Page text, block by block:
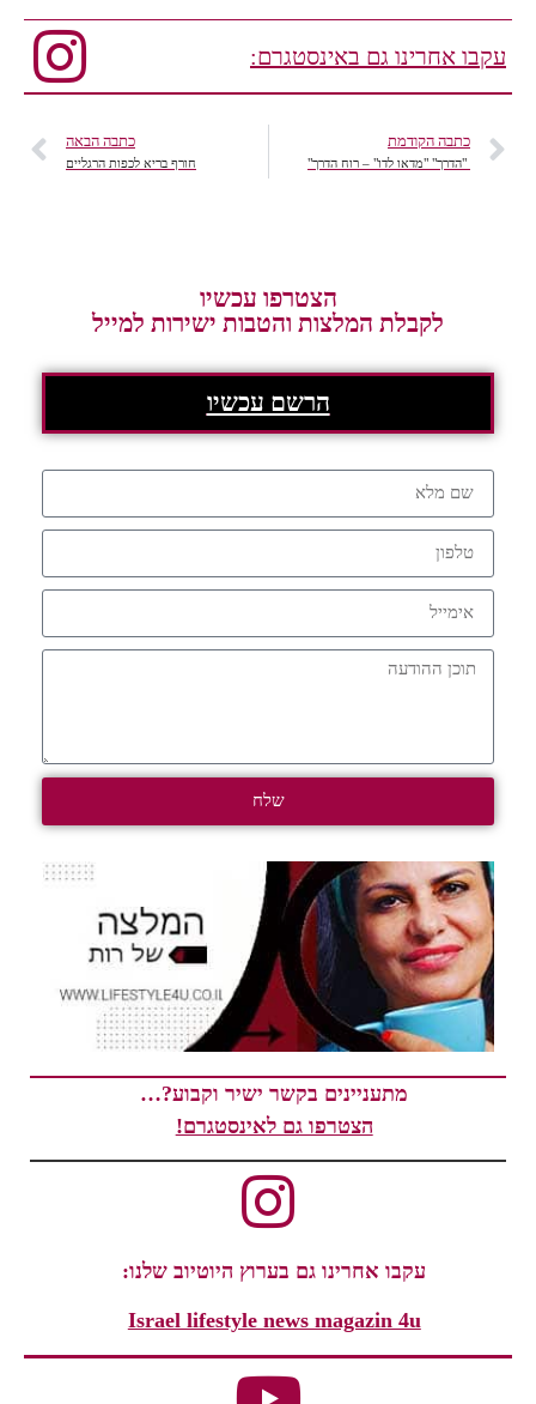
עקבו אחרינו גם באינסטגרם:
כתבה הקודמת
"הדרך" "מדאו לדו" – רוח הדרך"
כתבה הבאה
חורף בריא לכפות הרגליים
הצטרפו עכשיו
לקבלת המלצות והטבות ישירות למייל
הרשם עכשיו
שלח
מתעניינים בקשר ישיר וקבוע?…
הצטרפו גם לאינסטגרם!
עקבו אחרינו גם בערוץ היוטיוב שלנו:
Israel lifestyle news magazin 4u